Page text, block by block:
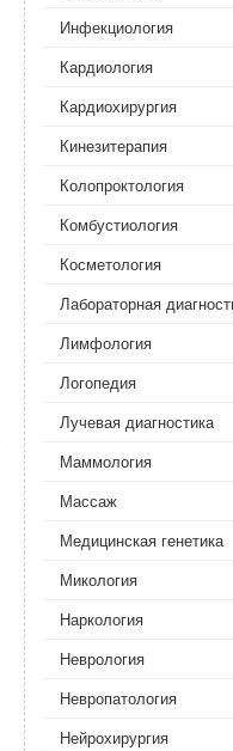
Инфекциология
Кардиология
Кардиохирургия
Кинезитерапия
Колопроктология
Комбустиология
Косметология
Лабораторная
Лимфология
Логопедия
Лучевая диагностика
Маммология
Массаж
Медицинская генетика‎
Микология
Наркология
Неврология‎
Невропатология
Нейрохирургия